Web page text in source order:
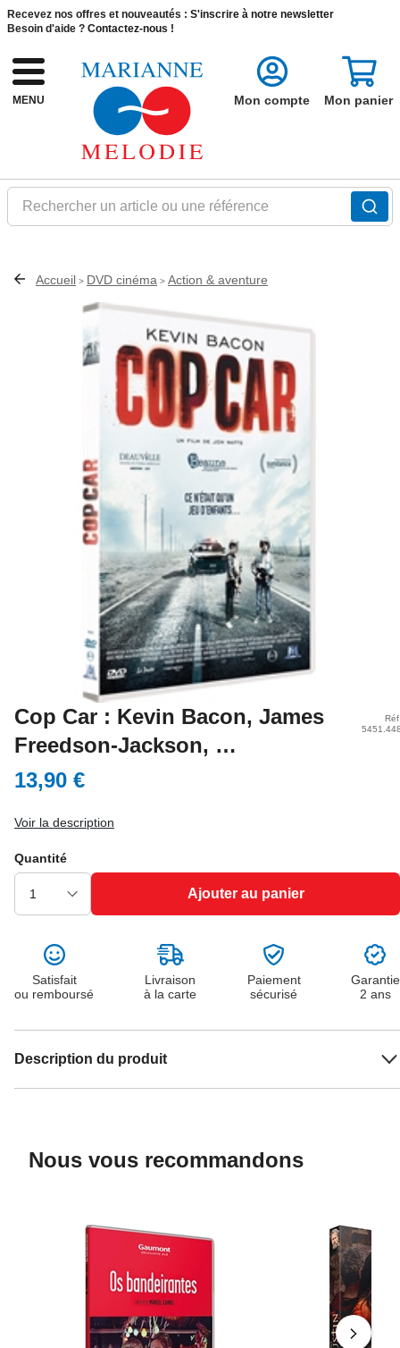
Recevez nos offres et nouveautés : S'inscrire à notre newsletter
Besoin d'aide ? Contactez-nous !
MENU
Rechercher un article ou une référence
Mon compte Mon panier
Accueil > DVD cinéma > Action & aventure
Cop Car : Kevin Bacon, James
Freedson-Jackson, …
13,90 €
Voir la description
Quantité
Ajouter au panier
Satisfait
ou remboursé
Livraison
à la carte
Paiement
sécurisé
Garantie
2 ans
Description du produit
Nous vous recommandons